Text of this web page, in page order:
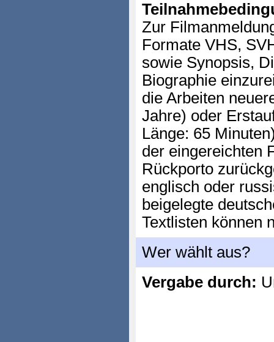
Zur
Formate VHS,
sowie Synopsis,
Biographie
die Arbeiten
Jahre) oder
Länge: 65
der eingereichten
Rückporto
englisch oder
beigelegte
Textlisten können
Wer wählt aus?
Vergabe durch: